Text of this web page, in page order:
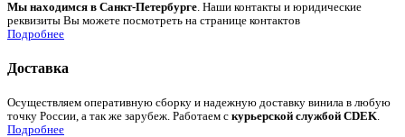
Мы находимся в Санкт-Петербурге. Наши контакты и юридические
реквизиты Вы можете посмотреть на странице контактов
Подробнее
Доставка
Осуществляем оперативную сборку и надежную доставку винила в любую
точку России, а так же зарубеж. Работаем с курьерской службой CDEK
Подробнее